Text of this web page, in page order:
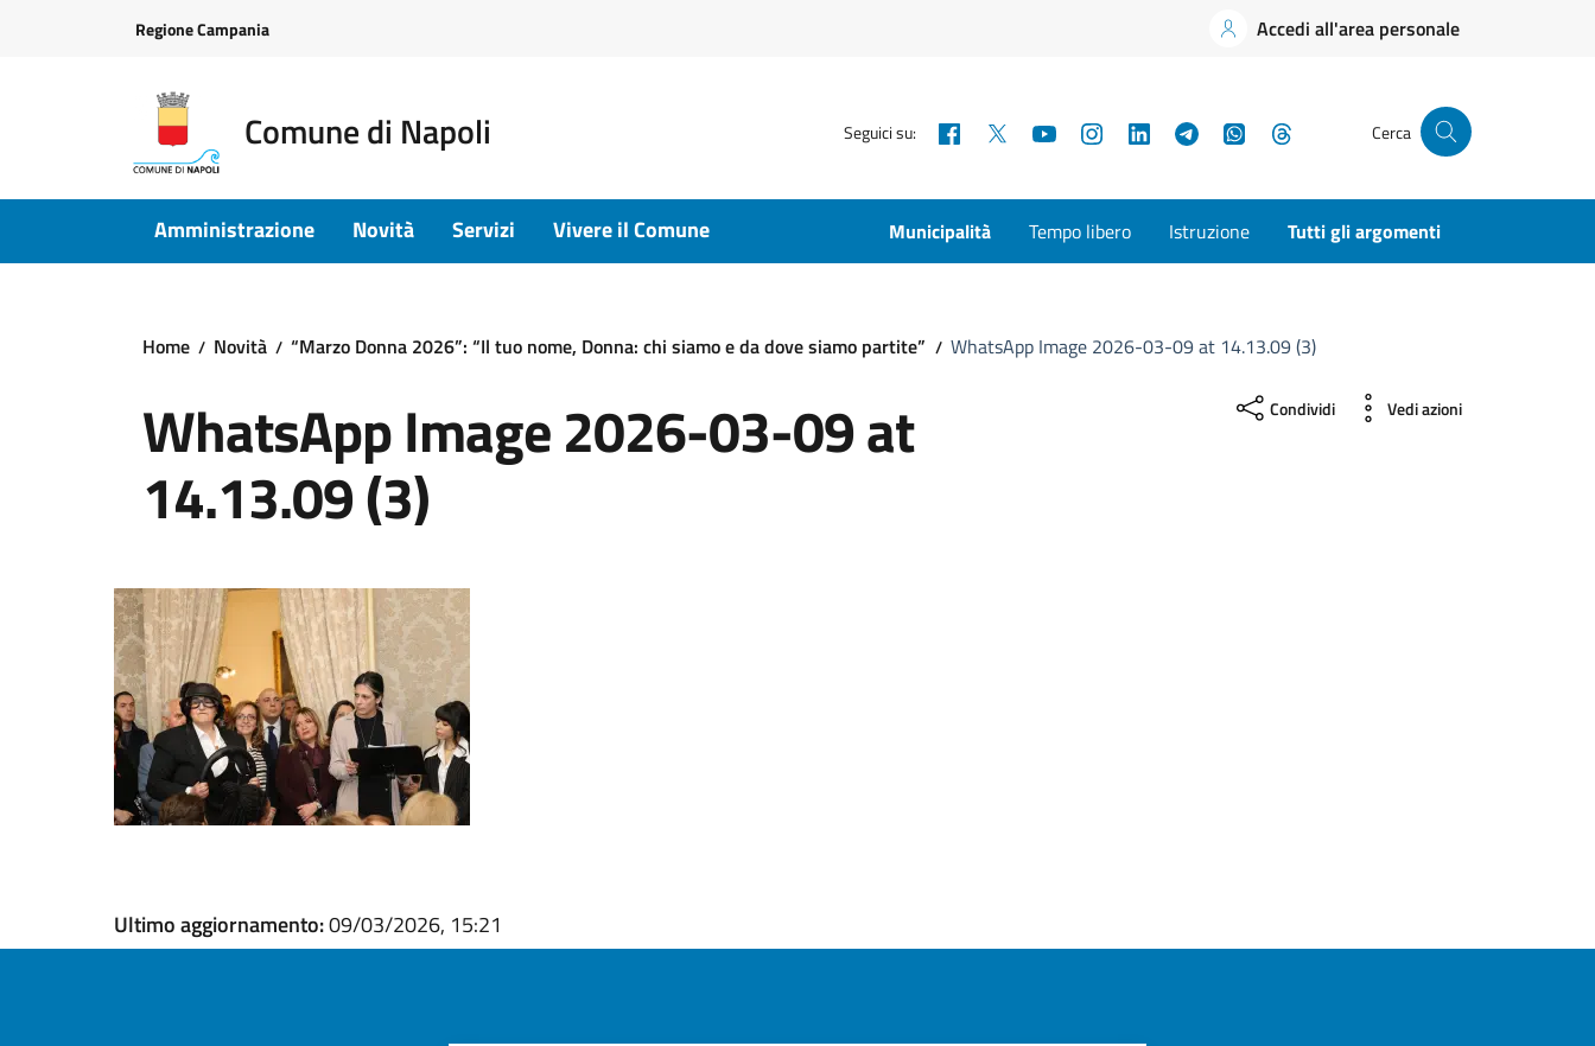
Regione Campania Accedi all'area personale
Comune di Napoli Seguici su: Facebook YouTubeInstagramLinkedInTelegramWhatsApp Cerca
Amministrazione Novità Servizi Vivere il Comune Municipalità Tempo libero Istruzione Tutti gli argomenti
Home Novità “Marzo Donna 2026”: “Il tuo nome, Donna: chi siamo e da dove siamo partite” WhatsApp Image 2026-03-09 at 14.13.09 (3)
WhatsApp Image 2026-03-09 at
14.13.09 (3)
Condividi Vedi azioni
Ultimo aggiornamento:09/03/2026, 15:21